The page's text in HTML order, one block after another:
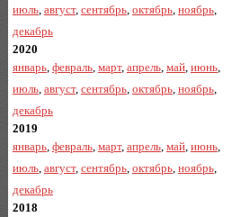
июль, август, сентябрь, октябрь, ноябрь,
декабрь
2020
январь, февраль, март, апрель, май, июнь,
июль, август, сентябрь, октябрь, ноябрь,
декабрь
2019
январь, февраль, март, апрель, май, июнь,
июль, август, сентябрь, октябрь, ноябрь,
декабрь
2018